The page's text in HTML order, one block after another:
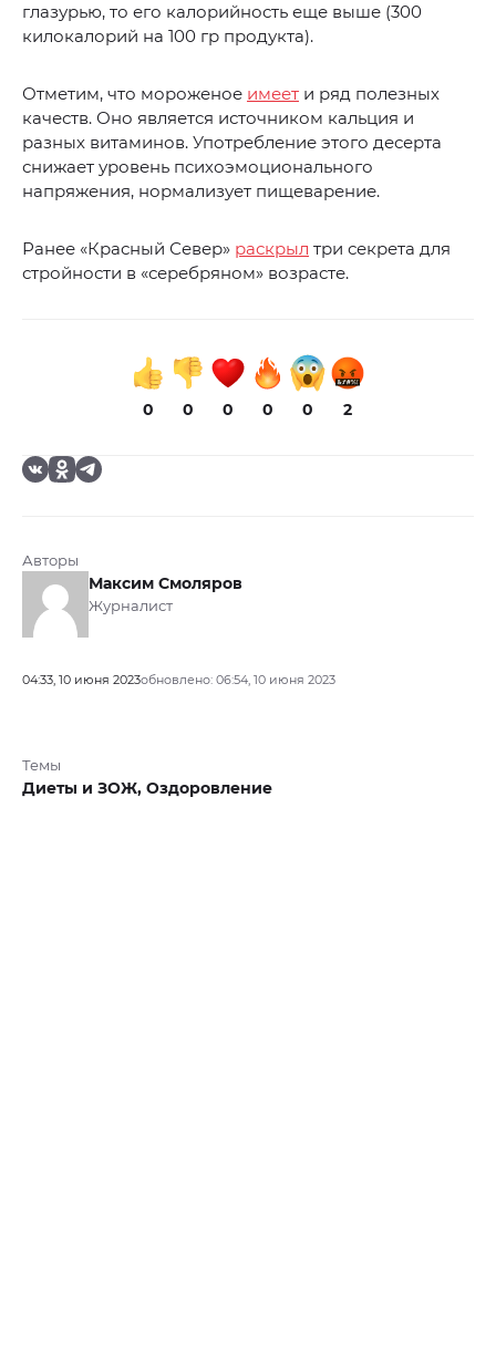
глазурью, то его калорийность еще выше (300
килокалорий на 100 гр продукта).
Отметим, что мороженое имеет и ряд полезных
качеств. Оно является источником кальция и
разных витаминов. Употребление этого десерта
снижает уровень психоэмоционального
напряжения, нормализует пищеварение.
Ранее «Красный Север» раскрыл три секрета для
стройности в «серебряном» возрасте.
0 0 0 0 0 2
Авторы
Максим Смоляров
Журналист
04:33, 10 июня 2023обновлено: 06:54, 10 июня 2023
Темы
Диеты и ЗОЖ, Оздоровление